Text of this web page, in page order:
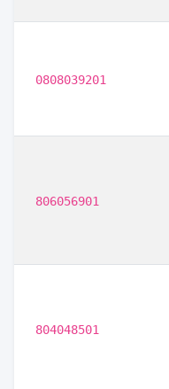
0808039201
806056901
804048501